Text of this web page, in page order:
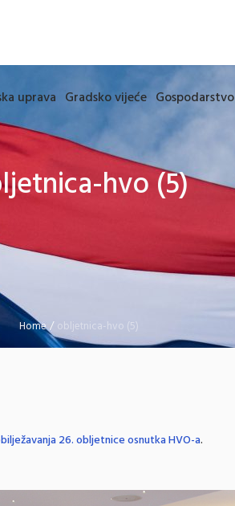
uprava Gradsko vijeće Gospodarstvo
hvo (5)
Home/obljetnica-hvo (5)
26. obljetnice osnutka HVO-a.